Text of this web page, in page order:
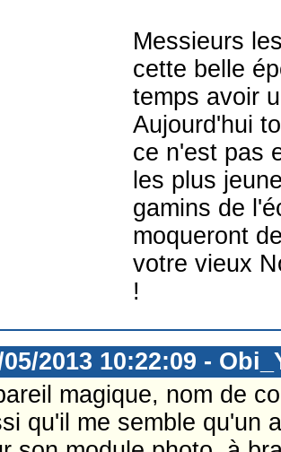
Messieurs
cette belle
temps avoir
Aujourd'hui
ce n'est pas
les plus
gamins de
moqueront
votre vieux
!
05/2013 10:22:09 -
magique, nom de
qu'il me semble qu'un